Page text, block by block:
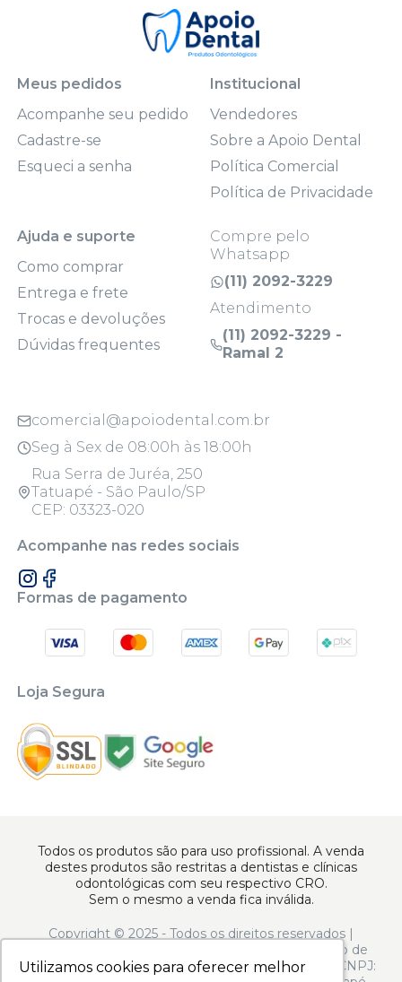
Utilizamos cookies para oferecer melhor
Utilizamos cookies para oferecer melhor
Meus pedidos
Acompanhe seu pedido
Cadastre-se
Esqueci a senha
Institucional
Vendedores
Sobre a Apoio Dental
Política Comercial
Política de Privacidade
Ajuda e suporte
Como comprar
Entrega e frete
Trocas e devoluções
Dúvidas frequentes
Compre pelo
Whatsapp
(11) 2092-3229
Atendimento
(11) 2092-3229 -
Ramal 2
comercial@apoiodental.com.br
Seg à Sex de 08:00h às 18:00h
Rua Serra de Juréa, 250
Tatuapé - São Paulo/SP
CEP: 03323-020
Acompanhe nas redes sociais
Formas de pagamento
Loja Segura
Todos os produtos são para uso profissional. A venda
destes produtos são restritas a dentistas e clínicas
odontológicas com seu respectivo CRO.
Sem o mesmo a venda fica inválida.
Copyright © 2025 - Todos os direitos reservados |
www.apoiodental.com.br | Apoio Dental Comércio de
Produtos e Equipamentos Odontológicos LTDA | CNPJ: